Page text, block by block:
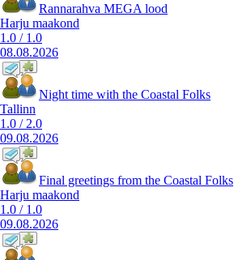
Rannarahva MEGA lood
Harju maakond
1.0 / 1.0
08.08.2026
Night time with the Coastal Folks
Tallinn
1.0 / 2.0
09.08.2026
Final greetings from the Coastal Folks
Harju maakond
1.0 / 1.0
09.08.2026